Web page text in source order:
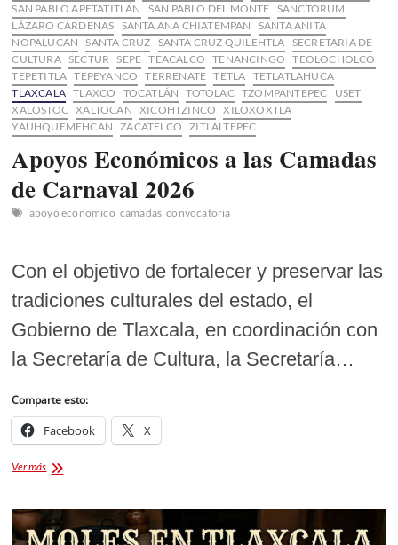
SAN PABLO APETATITLÁN
SAN PABLO DEL MONTE SANCTORUM
LÁZARO CÁRDENAS SANTA ANA CHIATEMPAN
SANTA ANITA
NOPALUCAN
SANTA CRUZ SANTA CRUZ QUILEHTLA SECRETARIA DE
CULTURA SECTUR SEPE TEACALCO TENANCINGO
TEOLOCHOLCO
TEPETITLA TEPEYANCO TERRENATE TETLA TETLATLAHUCA
TLAXCALA TLAXCO TOCATLÁN TOTOLAC TZOMPANTEPEC
USET
XALOSTOC XALTOCAN XICOHTZINCO
XILOXOXTLA
YAUHQUEMEHCAN
ZACATELCO ZITLALTEPEC
Apoyos Económicos a las Camadas
de Carnaval 2026
apoyo economico camadas convocatoria
Con el objetivo de fortalecer y preservar las
tradiciones culturales del estado, el
Gobierno de Tlaxcala, en coordinación con
la Secretaría de Cultura, la Secretaría…
Comparte esto:
Facebook X
Ver másApoyos
las
Camadas